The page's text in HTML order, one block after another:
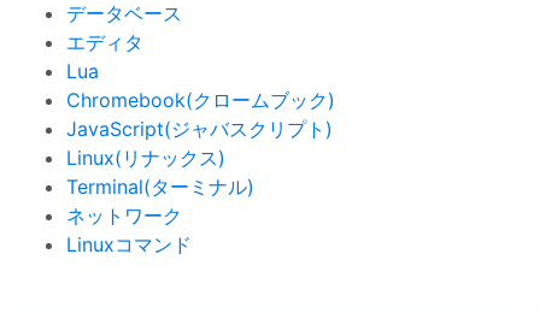
データベース
エディタ
Lua
Chromebook(クロームブック)
JavaScript(ジャバスクリプト)
Linux(リナックス)
Terminal(ターミナル)
ネットワーク
Linuxコマンド